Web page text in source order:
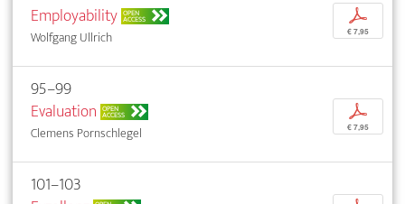
Employability OPEN
ACCESS
Wolfgang Ullrich
p
€ 7,95
95–99
Evaluation OPEN
ACCESS
Clemens Pornschlegel
p
€ 7,95
101–103